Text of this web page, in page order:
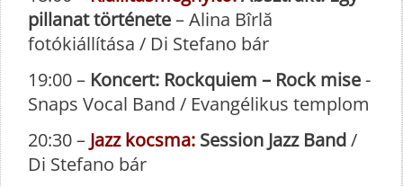
pillanat története– Alina Bîrlă
fotókiállítása / Di Stefano bár
19:00 – Koncert: Rockquiem – Rock mise-
Snaps Vocal Band / Evangélikus templom
20:30 – Jazz kocsma: Session Jazz Band/
Di Stefano bár